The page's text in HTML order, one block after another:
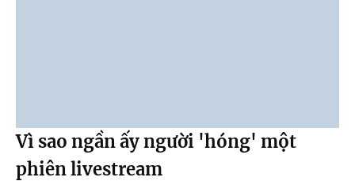
Vì sao ngần ấy người 'hóng' một
phiên livestream